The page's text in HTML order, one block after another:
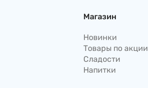
Магазин
Новинки
Товары по акции
Сладости
Напитки